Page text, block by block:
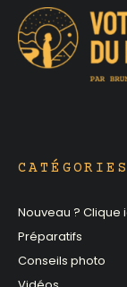
CATÉGORIES
Nouveau ? Clique
Préparatifs
Conseils photo